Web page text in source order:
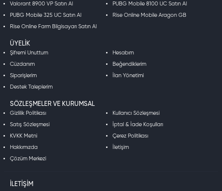
Valorant 8900 VP Satın Al PUBG Mobile 8100 UC Satın Al
PUBG Mobile 325 UC Satın Al Rise Online Mobile Aragon GB
Rise Online Farm Bilgisayarı Satın Al
ÜYELIK
Şifremi Unuttum Hesabım
Cüzdanım Beğendiklerim
Siparişlerim İlan Yönetimi
Destek Taleplerim
SÖZLEŞMELER VE KURUMSAL
Gizlilik Politikası Kullanıcı Sözleşmesi
Satış Sözleşmesi İptal & İade Koşulları
KVKK Metni Çerez Politikası
Hakkımızda İletişim
Çözüm Merkezi
İLETIŞIM